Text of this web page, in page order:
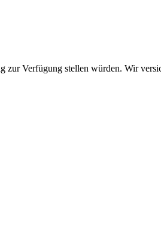
Verfügung stellen würden. Wir